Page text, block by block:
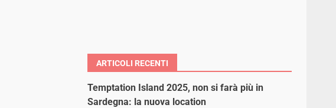
ARTICOLI RECENTI
Temptation Island 2025, non si farà più in
Sardegna: la nuova location